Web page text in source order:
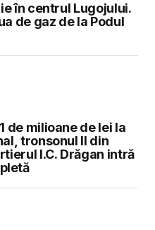
în centrul Lugojului.
de gaz de la Podul
de milioane de lei la
tronsonul II din
I.C. Drăgan intră